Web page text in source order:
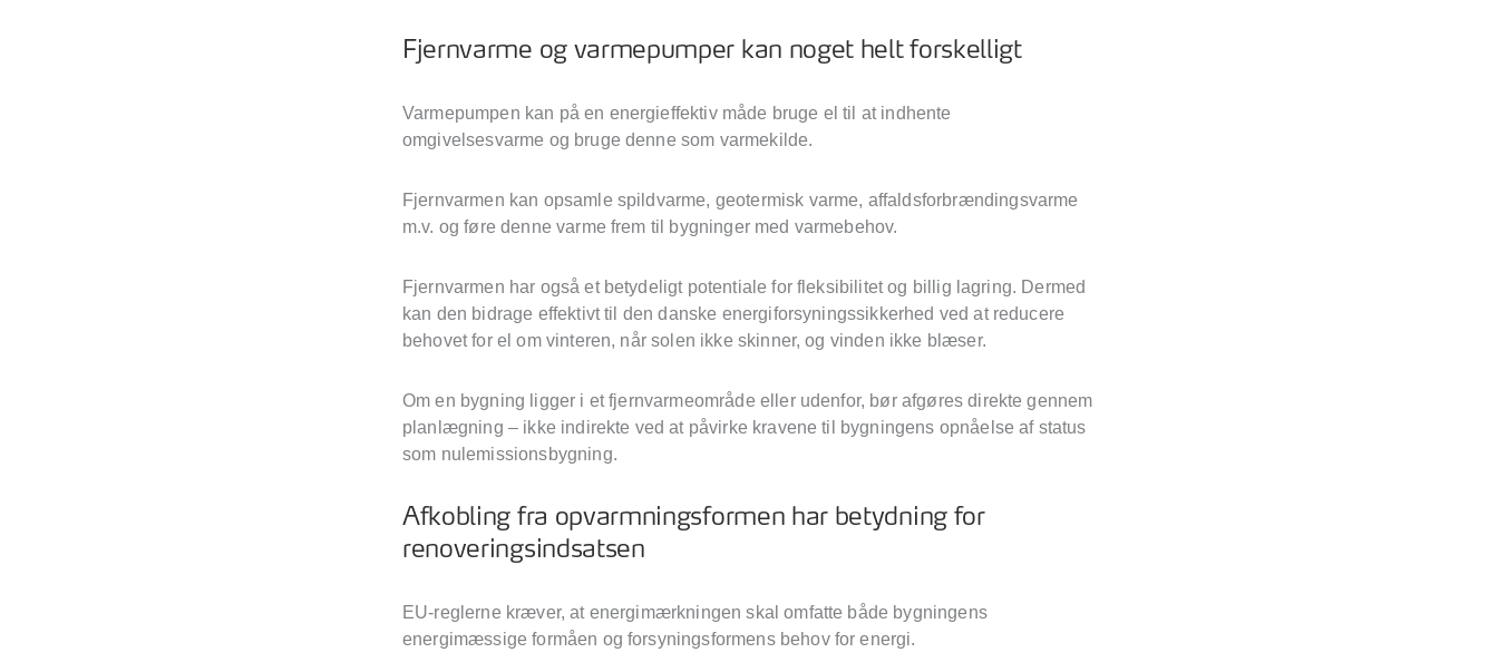
Fjernvarme og varmepumper kan noget helt forskelligt
Varmepumpen kan på en energieffektiv måde bruge el til at indhente
omgivelsesvarme og bruge denne som varmekilde.
Fjernvarmen kan opsamle spildvarme, geotermisk varme, affaldsforbrændingsvarme
m.v. og føre denne varme frem til bygninger med varmebehov.
Fjernvarmen har også et betydeligt potentiale for fleksibilitet og billig lagring. Dermed
kan den bidrage effektivt til den danske energiforsyningssikkerhed ved at reducere
behovet for el om vinteren, når solen ikke skinner, og vinden ikke blæser.
Om en bygning ligger i et fjernvarmeområde eller udenfor, bør afgøres direkte gennem
planlægning – ikke indirekte ved at påvirke kravene til bygningens opnåelse af status
som nulemissionsbygning.
Afkobling fra opvarmningsformen har betydning for
renoveringsindsatsen
EU-reglerne kræver, at energimærkningen skal omfatte både bygningens
energimæssige formåen og forsyningsformens behov for energi.